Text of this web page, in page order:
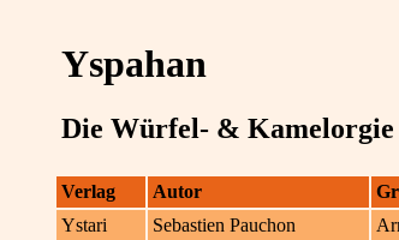
Yspahan
Die Würfel- & Kamelorgie
Verlag Autor
Ystari
Sebastien Pauchon